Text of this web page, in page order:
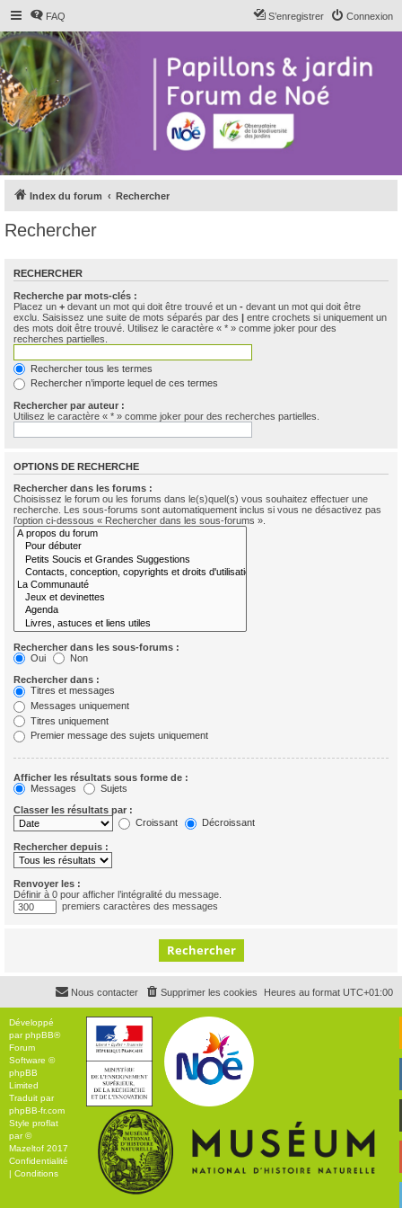
FAQ Connexion
S’enregistrer
Index du forum Rechercher
Rechercher
RECHERCHER
Recherche par mots-clés :
Placez un + devant un mot qui doit être trouvé et un - devant un mot qui doit être
exclu. Saisissez une suite de mots séparés par des | entre crochets si uniquement un
des mots doit être trouvé. Utilisez le caractère « * » comme joker pour des
recherches partielles.
Rechercher tous les termes
Rechercher n’importe lequel de ces termes
Rechercher par auteur :
Utilisez le caractère « * » comme joker pour des recherches partielles.
OPTIONS DE RECHERCHE
Rechercher dans les forums :
Choisissez le forum ou les forums dans le(s)quel(s) vous souhaitez effectuer une
recherche. Les sous-forums sont automatiquement inclus si vous ne désactivez pas
l’option ci-dessous « Rechercher dans les sous-forums ».
Rechercher dans les sous-forums :
Oui
Non
Rechercher dans :
Titres et messages
Messages uniquement
Titres uniquement
Premier message des sujets uniquement
Afficher les résultats sous forme de :
Messages
Sujets
Classer les résultats par :
Croissant
Décroissant
Rechercher depuis :
Renvoyer les :
Définir à 0 pour afficher l’intégralité du message.
premiers caractères des messages
Heures au format UTC+01:00
Supprimer les cookies
Nous contacter
Développé
parphpBB®
Forum
Software ©
phpBB
Limited
Traduit par
phpBB-fr.com
Style proflat
par ©
Mazeltof 2017
Confidentialité
Conditions